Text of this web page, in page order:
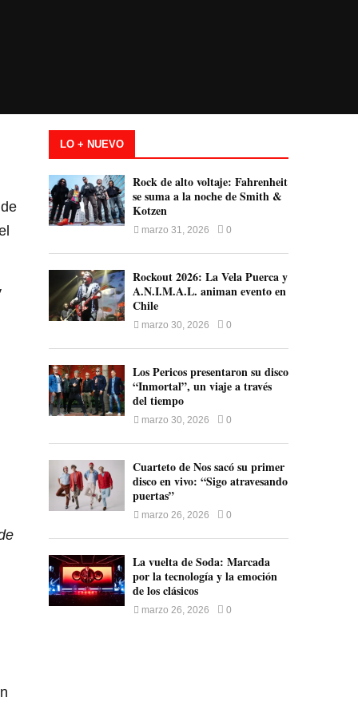
LO + NUEVO
Rock de alto voltaje: Fahrenheit
se suma a la noche de Smith &
Kotzen
marzo 31, 2026 0
Rockout 2026: La Vela Puerca y
A.N.I.M.A.L. animan evento en
Chile
marzo 30, 2026 0
Los Pericos presentaron su disco
“Inmortal”, un viaje a través
del tiempo
marzo 30, 2026 0
Cuarteto de Nos sacó su primer
disco en vivo: “Sigo atravesando
puertas”
marzo 26, 2026 0
La vuelta de Soda: Marcada
por la tecnología y la emoción
de los clásicos
marzo 26, 2026 0